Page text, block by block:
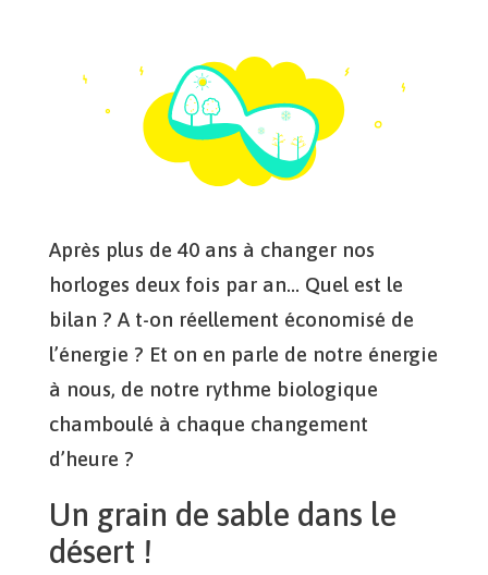
Après plus de 40 ans à changer nos
horloges deux fois par an… Quel est le
bilan ? A t-on réellement économisé de
l’énergie ? Et on en parle de notre énergie
à nous, de notre rythme biologique
chamboulé à chaque changement
d’heure ?
Un grain de sable dans le
désert !